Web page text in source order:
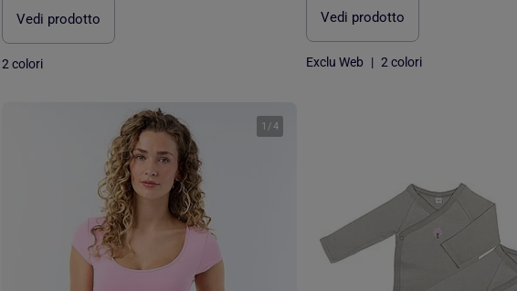
Vedi prodotto
2 colori
Vedi prodotto
Exclu Web | 2 colori
1 /4